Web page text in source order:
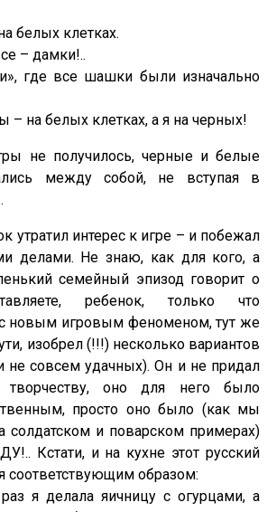
белых клетках.
– дамки!..
где все шашки были изначально
– на белых клетках, а я на черных!
не получилось, черные и белые
между собой, не вступая в
утратил интерес к игре – и побежал
делами. Не знаю, как для кого, а
семейный эпизод говорит о
ребенок, только что
новым игровым феноменом, тут же
изобрел (!!!) несколько вариантов
не совсем удачных). Он и не придал
творчеству, оно для него было
просто оно было (как мы
солдатском и поварском примерах)
Кстати, и на кухне этот русский
соответствующим образом:
я делала яичницу с огурцами, а